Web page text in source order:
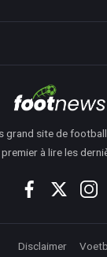
grand site de
à lire les
Disclaimer